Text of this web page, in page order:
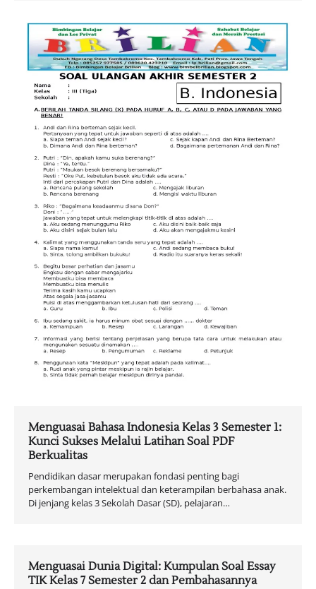
Menguasai Bahasa Indonesia Kelas 3 Semester 1:
Kunci Sukses Melalui Latihan Soal PDF
Berkualitas
Pendidikan dasar merupakan fondasi penting bagi
perkembangan intelektual dan keterampilan berbahasa anak.
Di jenjang kelas 3 Sekolah Dasar (SD), pelajaran…
Menguasai Dunia Digital: Kumpulan Soal Essay
TIK Kelas 7 Semester 2 dan Pembahasannya